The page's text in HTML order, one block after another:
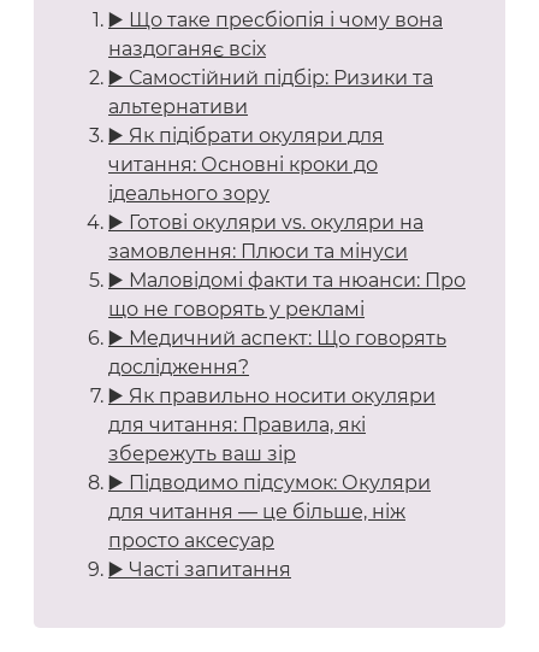
▶️ Що таке пресбіопія і чому вона
наздоганяє всіх
▶️ Самостійний підбір: Ризики та
альтернативи
▶️ Як підібрати окуляри для
читання: Основні кроки до
ідеального зору
▶️ Готові окуляри vs. окуляри на
замовлення: Плюси та мінуси
▶️ Маловідомі факти та нюанси: Про
що не говорять у рекламі
▶️ Медичний аспект: Що говорять
дослідження?
▶️ Як правильно носити окуляри
для читання: Правила, які
збережуть ваш зір
▶️ Підводимо підсумок: Окуляри
для читання — це більше, ніж
просто аксесуар
▶️ Часті запитання